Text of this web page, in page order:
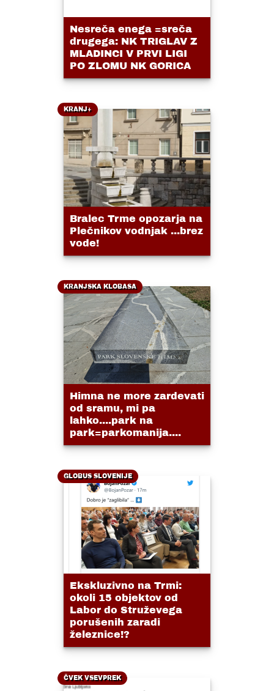
Nesreča enega =sreča
drugega: NK TRIGLAV Z
MLADINCI V PRVI LIGI
PO ZLOMU NK GORICA
KRANJ+
Bralec Trme opozarja na
Plečnikov vodnjak ...brez
vode!
KRANJSKA KLOBASA
Himna ne more zardevati
od sramu, mi pa
lahko....park na
park=parkomanija....
GLOBUS SLOVENIJE
Ekskluzivno na Trmi:
okoli 15 objektov od
Labor do Struževega
porušenih zaradi
železnice!?
ČVEK VSEVPREK